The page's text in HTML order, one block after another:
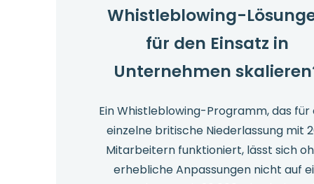
Whistleblowing-
für den Einsatz in
Unternehmen
Ein Whistleblowing-Programm, das für
einzelne britische Niederlassung mit
Mitarbeitern funktioniert, lässt sich
erhebliche Anpassungen nicht auf